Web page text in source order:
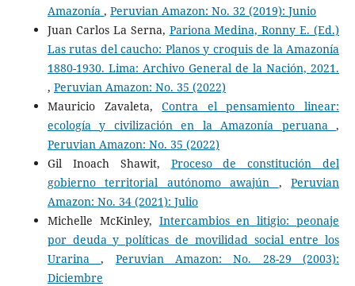
Amazonía , Peruvian Amazon: No. 32 (2019): Junio
Juan Carlos La Serna, Pariona Medina, Ronny E. (Ed.)
Las rutas del caucho: Planos y croquis de la Amazonía
1880-1930. Lima: Archivo General de la Nación, 2021.
, Peruvian Amazon: No. 35 (2022)
Mauricio Zavaleta,Contra el pensamiento linear:
ecología y civilización en la Amazonía peruana,
Peruvian Amazon: No. 35 (2022)
Gil Inoach Shawit, Proceso de constitución del
gobierno territorial autónomo awajún ,Peruvian
Amazon: No. 34 (2021): Julio
Michelle McKinley, Intercambios en litigio: peonaje
por deuda y políticas de movilidad social entre los
Urarina, Peruvian Amazon: No. 28-29 (2003):
Diciembre